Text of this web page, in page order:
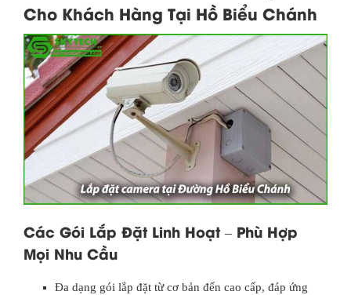
Cho Khách Hàng Tại Hồ Biểu Chánh
Các Gói Lắp Đặt Linh Hoạt – Phù Hợp
Mọi Nhu Cầu
Đa dạng gói lắp đặt từ cơ bản đến cao cấp, đáp ứng